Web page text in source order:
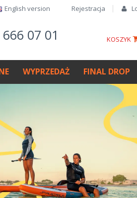
Rejestracja
English version​
07 01 KOSZYK
WYPRZEDAŻ FINAL DROP